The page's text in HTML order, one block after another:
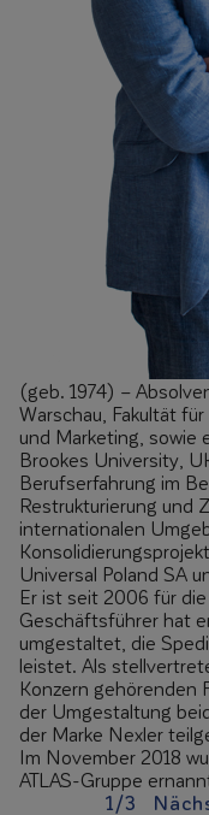
(geb. 1974) –
Warschau, Fakultät
und Marketing, sowie
Brookes University,
Berufserfahrung im
Restrukturierung und
internationalen
Universal Poland SA
Er ist seit 2006 für
Geschäftsführer hat
umgestaltet, die
leistet. Als
Konzern gehörenden
der Umgestaltung
der Marke Nexler
Im November 2018
ATLAS-Gruppe
1/3